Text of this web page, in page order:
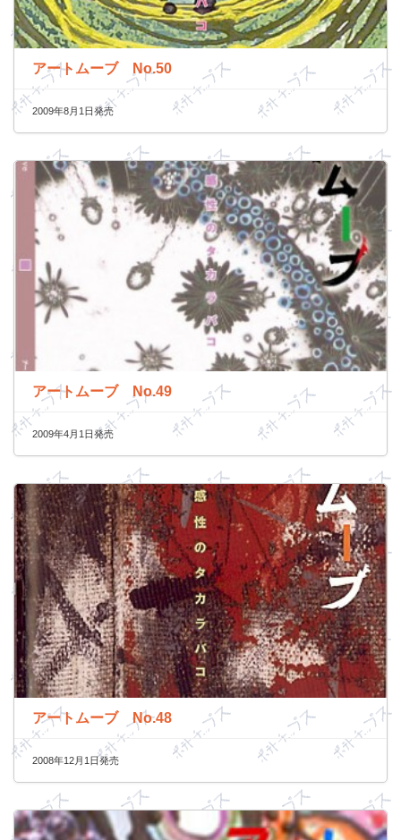
アートムーブ No.50
2009年8月1日発売
アートムーブ No.49
2009年4月1日発売
アートムーブ No.48
2008年12月1日発売